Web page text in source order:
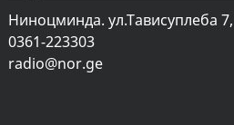
Ниноцминда. ул.Тависуплеба
0361-223303
radio@nor.ge